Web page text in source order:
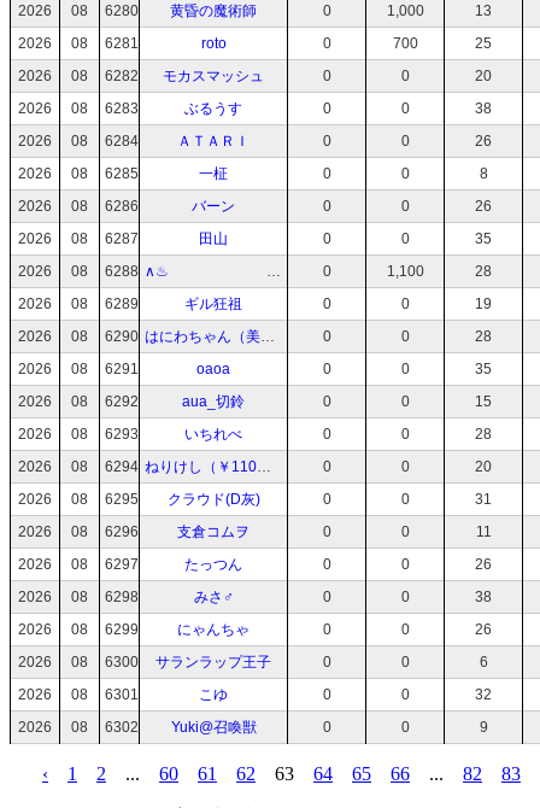
2026
08 6280 黄昏の魔術師 0 1,000
13
2026
08 6281 roto 0 700
25
2026
08 6282 モカスマッシュ 0 0
20
2026
08 6283 ぶるうす 0 0
38
2026
08 6284 ＡＴＡＲＩ 0 0
26
2026
08 6285 一柾 0 0
8
2026
08 6286 バーン 0 0
26
2026
08 6287 田山 0 0
35
2026
08 6288 ∧♨⠀⠀⠀⠀⠀⠀⠀⠀⠀⠀⠀⠀⠀⠀ 0 1,100
28
2026
08 6289 ギル狂祖 0 0
19
2026
08 6290 はにわちゃん（美少女） 0 0
28
2026
08 6291 oaoa 0 0
35
2026
08 6292 aua_切鈴 0 0
15
2026
08 6293 いちれべ 0 0
28
2026
08 6294 ねりけし（￥110＋税） 0 0
20
2026
08 6295 クラウド(D灰) 0 0
31
2026
08 6296 支倉コムヲ 0 0
11
2026
08 6297 たっつん 0 0
26
2026
08 6298 みさ♂ 0 0
38
2026
08 6299 にゃんちゃ 0 0
26
2026
08 6300 サランラップ王子 0 0
6
2026
08 6301 こゆ 0 0
32
2026
08 6302 Yuki@召喚獣 0 0 9
‹ 1 2 ... 60 61 62 63 64 65 66 ... 82 83